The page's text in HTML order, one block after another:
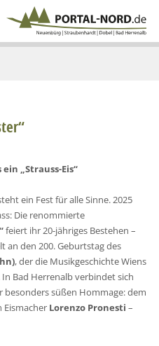
„Strauss-Eis“
ein Fest für alle Sinne. 2025
Die renommierte
feiert ihr 20-jähriges Bestehen –
an den 200. Geburtstag des
, der die Musikgeschichte Wiens
Bad Herrenalb verbindet sich
besonders süßen Hommage: dem
Lorenzo Pronesti –